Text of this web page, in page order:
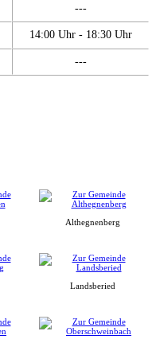
---
14:00 Uhr - 18:30 Uhr
---
Althegnenberg
Landsberied